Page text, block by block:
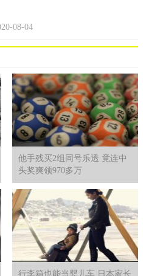
们以后的道路打下坚实的基
08-04
他手残买2组同号乐透 竟连中
头奖爽领970多万
行李箱也能当婴儿车 日本家长